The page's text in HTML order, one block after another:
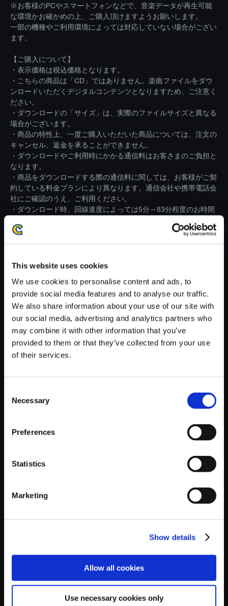
This website uses cookies
We use cookies to personalise content and ads, to
provide social media features and to analyse our traffic.
We also share information about your use of our site with
our social media, advertising and analytics partners who
may combine it with other information that you’ve
provided to them or that they’ve collected from your use
of their services.
Selection
Necessary
Preferences
Statistics
Marketing
Show details
Allow all cookies
Use necessary cookies only
※お客様のPCやスマートフォンなどで、音楽データが再生可能
な環境かお確かめの上、ご購入頂けますようお願いします。
一部の機種やご利用環境によっては対応していない場合がござい
ます。
【ご購入について】
・表示価格は税込価格となります。
・こちらの商品は「CD」ではありません。楽曲ファイルをダウ
ンロードいただくデジタルコンテンツとなりますため、ご注意く
ださい。
・ダウンロードの「サイズ」は、実際のファイルサイズと異なる
場合がございます。
・商品の特性上、一度ご購入いただいた商品については、注文の
キャンセル、返金を承ることができません。
・ダウンロードやご利用時にかかる通信料はお客さまのご負担と
なります。
・商品をダウンロードする際の通信料に関しては、お客様がご契
約している料金プランにより異なります。通信会社や携帯電話会
社にご確認のうえ、ご利用ください。
・ダウンロード時、回線速度によっては5分～83分程度のお時間
※ご購入いただいたファイルのダウンロードの際には、通信環境
【単曲】プラグマタ オリジナル
サウンドトラック Promise
150円
おすすめ商品
グマタ オリ....
タ オリジナ....
タ オリジナ....